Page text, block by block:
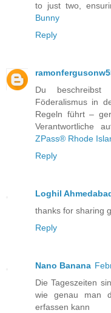
to just two,
Bunny
Reply
Du
Föderalismus in
Regeln führt –
Verantwortliche
ZPass® Rhode
Reply
Loghil
thanks for sharing
Reply
Nano Banana
Die Tageszeiten
wie genau man
erfassen kann